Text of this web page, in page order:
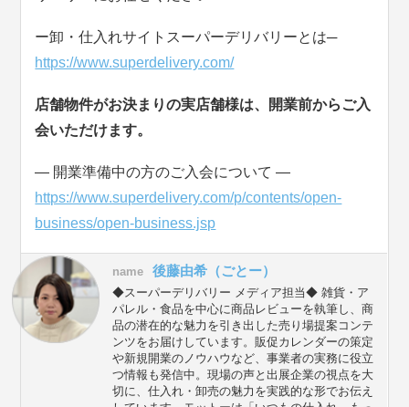
ー卸・仕入れサイトスーパーデリバリーとは─
https://www.superdelivery.com/
店舗物件がお決まりの実店舗様は、開業前からご入
会いただけます。
― 開業準備中の方のご入会について ―
https://www.superdelivery.com/p/contents/open-
business/open-business.jsp
name 後藤由希（ごとー）
◆スーパーデリバリー メディア担当◆ 雑貨・ア
パレル・食品を中心に商品レビューを執筆し、商
品の潜在的な魅力を引き出した売り場提案コンテ
ンツをお届けしています。販促カレンダーの策定
や新規開業のノウハウなど、事業者の実務に役立
つ情報も発信中。現場の声と出展企業の視点を大
切に、仕入れ・卸売の魅力を実践的な形でお伝え